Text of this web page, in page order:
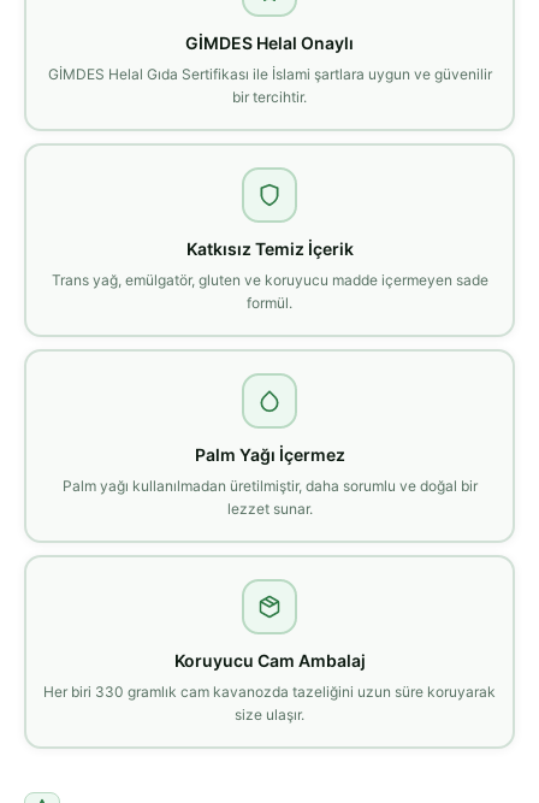
GİMDES Helal Onaylı
GİMDES Helal Gıda Sertifikası ile İslami şartlara uygun ve güvenilir
bir tercihtir.
Katkısız Temiz İçerik
Trans yağ, emülgatör, gluten ve koruyucu madde içermeyen sade
formül.
Palm Yağı İçermez
Palm yağı kullanılmadan üretilmiştir, daha sorumlu ve doğal bir
lezzet sunar.
Koruyucu Cam Ambalaj
Her biri 330 gramlık cam kavanozda tazeliğini uzun süre koruyarak
size ulaşır.